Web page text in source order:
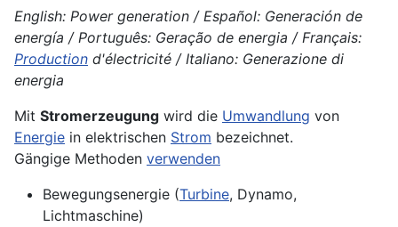
English: Power generation / Español: Generación de
energía / Português: Geração de energia / Français:
Production d'électricité / Italiano: Generazione di
energia
Mit Stromerzeugung wird die Umwandlung von
Energie in elektrischen Strom bezeichnet.
Gängige Methoden verwenden
Bewegungsenergie (Turbine, Dynamo,
Lichtmaschine)